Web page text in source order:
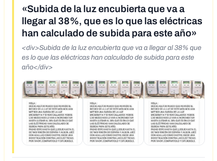
«Subida de la luz encubierta que va a
llegar al 38%, que es lo que las eléctricas
han calculado de subida para este año»
<div>Subida de la luz encubierta que va a llegar al 38% que
es lo que las eléctricas han calculado de subida para este
año</div>